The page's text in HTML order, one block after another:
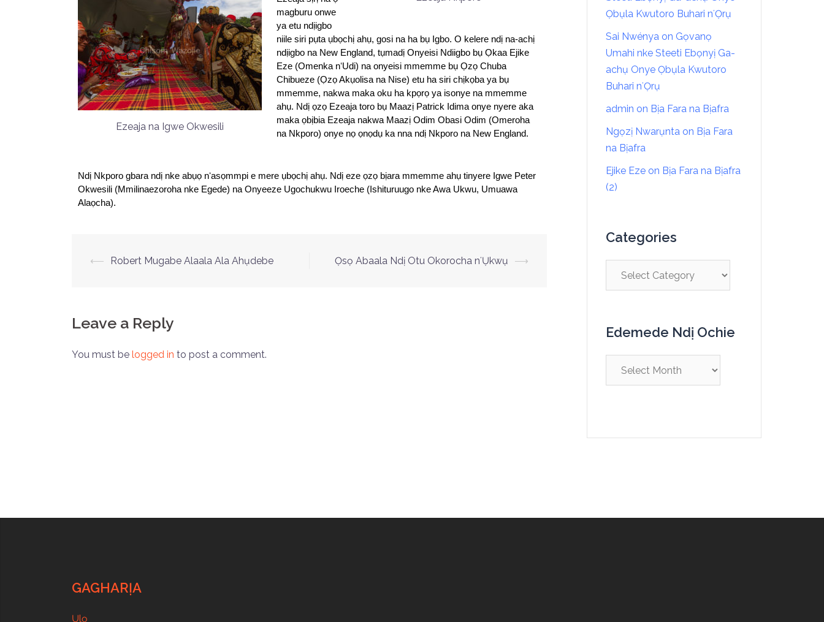
Ezeaja na Igwe Okwesili
magburu onwe
ya etu ndịigbo
niile siri pụta ụbọchị ahụ, gosi na ha bụ Igbo. O kelere ndị na-achị
ndịigbo na New England, tụmadị Onyeisi Ndiigbo bụ Ọkaa Ejike
Eze (Omenka nʻUdi) na onyeisi mmemme bụ Ọzọ Chuba
Chibueze (Ọzọ Akụolisa na Nise) etu ha siri chịkọba ya bụ
mmemme, nakwa maka oku ha kpọrọ ya isonye na mmemme
ahụ. Ndị ọzọ Ezeaja toro bụ Maazị Patrick Idima onye nyere aka
maka ọbịbia Ezeaja nakwa Maazị Odim Obasi Odim (Omeroha
na Nkporo) onye nọ ọnọdụ ka nna ndị Nkporo na New England.
Ndị Nkporo gbara ndị nke abụọ nʻasọmmpi e mere ụbọchị ahụ. Ndị eze ọzọ bịara mmemme ahụ tinyere Igwe Peter
Okwesili (Mmilinaezoroha nke Egede) na Onyeeze Ugochukwu Iroeche (Ishituruugo nke Awa Ukwu, Umuawa
Alaọcha).
⟵ Robert Mugabe Alaala Ala Ahụdebe Ọsọ Abaala Ndị Otu Okorocha nʻỤkwụ ⟶
Leave a Reply
You must be logged in to post a comment.
Ọbụla Kwutoro Buhari nʻỌrụ
Sai Nwénya on Gọvanọ
Umahi nke Steeti Ebọnyị Ga-
achụ Onye Ọbụla Kwutoro
Buhari nʻỌrụ
admin on Bịa Fara na Bịafra
Ngọzị Nwarụnta on Bịa Fara
na Bịafra
Ejike Eze on Bịa Fara na Bịafra
(2)
Categories
Edemede Ndị Ochie
GAGHARỊA
Ụlọ